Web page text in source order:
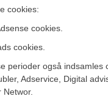
cookies:
cookies.
cookies.
perioder også indsamles
Adservice, Digital
Networ.